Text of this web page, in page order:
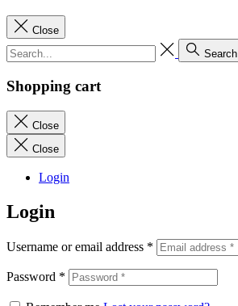
Close
Search
Shopping cart
Close
Close
Login
Login
Username or email address *
Password *